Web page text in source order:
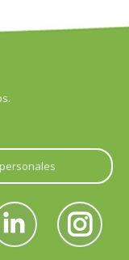
Linkedin
Instagram